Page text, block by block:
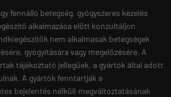
fennálló betegség, gyógyszeres kezelés
alkalmazása előtt konzultáljon
nem alkalmasak betegségek
gyógyítására vagy megelőzésére. A
tájékoztató jellegűek, a gyártók által adott
A gyártók fenntartják a
bejelentés nélküli megváltoztatásának